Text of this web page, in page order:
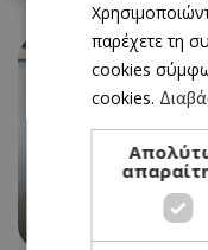
WOMEN IN
13/05/2026 - 19/09/
παρέχετε τη
cookies
cookies.